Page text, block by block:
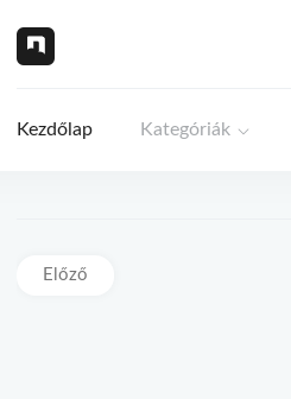
Kezdőlap Kategóriák
Előző